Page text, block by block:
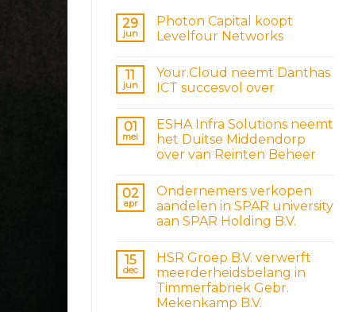
29
jun
Photon Capital koopt
Levelfour Networks
11
jun
Your.Cloud neemt Danthas
ICT succesvol over
01
mei
ESHA Infra Solutions neemt
het Duitse Middendorp
over van Reinten Beheer
02
apr
Ondernemers verkopen
aandelen in SPAR university
aan SPAR Holding B.V.
15
dec
HSR Groep B.V. verwerft
meerderheidsbelang in
Timmerfabriek Gebr.
Mekenkamp B.V.